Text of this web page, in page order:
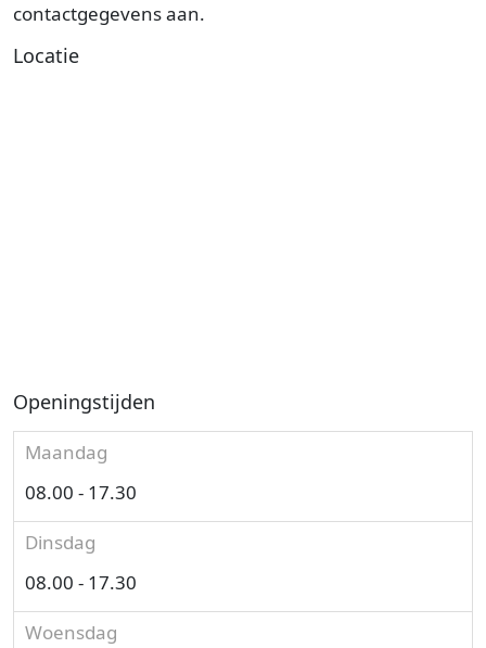
contactgegevens aan.
Locatie
Openingstijden
Maandag
08.00 - 17.30
Dinsdag
08.00 - 17.30
Woensdag